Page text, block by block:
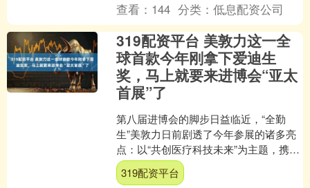
查看： 144 分类：低息配资公司
319配资平台 美敦力这一全
球首款今年刚拿下爱迪生
奖，马上就要来进博会“亚太
首展”了
第八届进博会的脚步日益临近，“全勤
生”美敦力日前剧透了今年参展的诸多亮
点：以“共创医疗科技未来”为主题，携百
余款创新医疗科技产品及解决方案亮
相，集中展示智慧医疗....
319配资平台